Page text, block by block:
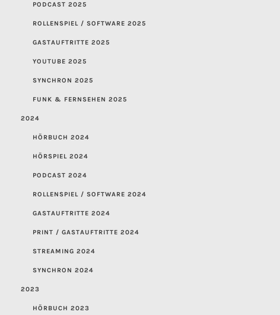
PODCAST 2025
ROLLENSPIEL / SOFTWARE 2025
GASTAUFTRITTE 2025
YOUTUBE 2025
SYNCHRON 2025
FUNK & FERNSEHEN 2025
2024
HÖRBUCH 2024
HÖRSPIEL 2024
PODCAST 2024
ROLLENSPIEL / SOFTWARE 2024
GASTAUFTRITTE 2024
PRINT / GASTAUFTRITTE 2024
STREAMING 2024
SYNCHRON 2024
2023
HÖRBUCH 2023